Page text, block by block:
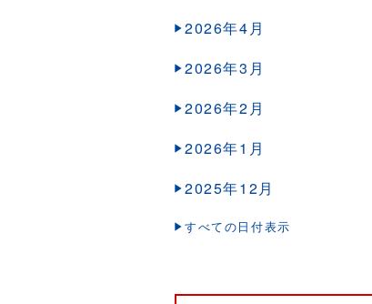
2026年4月
2026年3月
2026年2月
2026年1月
2025年12月
すべての日付表示